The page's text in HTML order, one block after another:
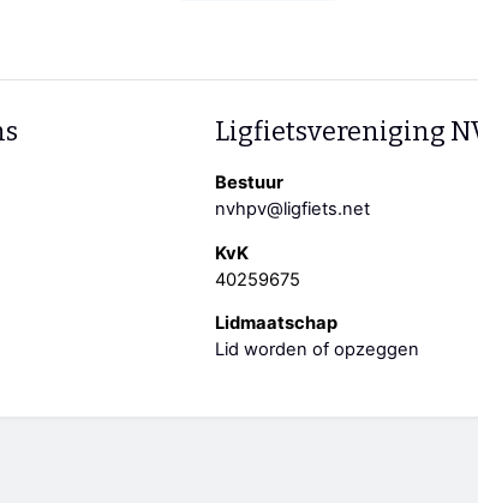
Ligfietsvereniging
Bestuur
nvhpv@ligfiets.net
KvK
40259675
Lidmaatschap
Lid worden of opzeggen